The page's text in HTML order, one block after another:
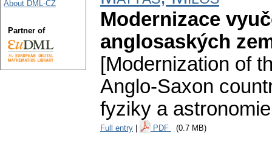
Modernizace
anglosaských
[Modernization of
Anglo-Saxon
fyziky a astronomie
Full entry PDF (0.7 MB)
About DML-CZ
Partner of